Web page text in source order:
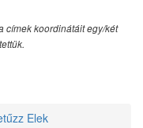
címek koordinátáit egy/két
Elek